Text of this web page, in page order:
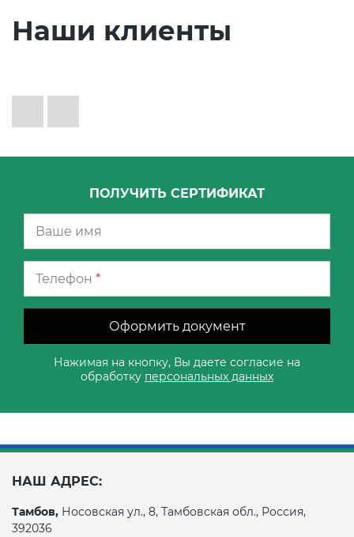
Наши клиенты
ПОЛУЧИТЬ СЕРТИФИКАТ
Телефон *
Оформить документ
Нажимая на кнопку, Вы даете согласие на
обработку персональных данных
НАШ АДРЕС:
Тамбов, Носовская ул., 8, Тамбовская обл., Россия,
392036